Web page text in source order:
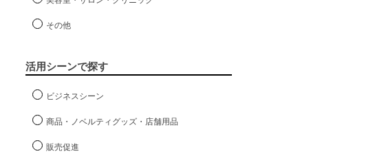
その他
活用シーンで探す
ビジネスシーン
商品・ノベルティグッズ・店舗用品
販売促進